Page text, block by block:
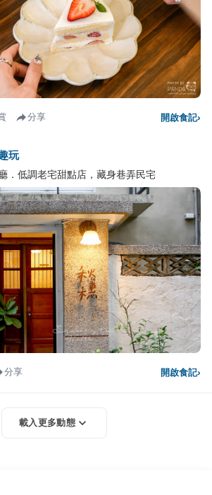
分享 開啟食記›
玩
．低調老宅甜點店，藏身巷弄民宅
分享 開啟食記›
載入更多動態